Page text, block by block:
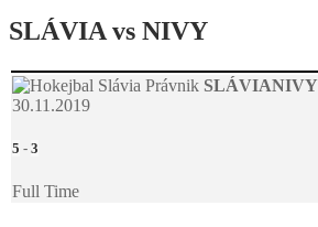
SLÁVIA vs NIVY
SLÁVIANIVY
30.11.2019
5 - 3
Full Time